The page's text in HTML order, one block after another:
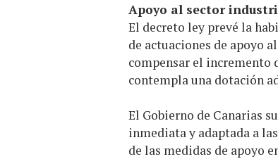
Apoyo al sector
El decreto ley prevé la
de actuaciones de apoyo
compensar el incremento
contempla una dotación
El Gobierno de Canarias
inmediata y adaptada a
de las medidas de apoyo